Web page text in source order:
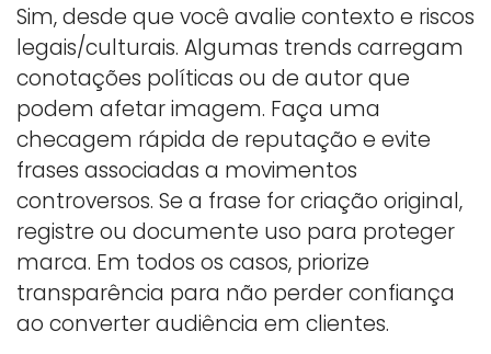
Sim, desde que você avalie contexto e riscos
legais/culturais. Algumas trends carregam
conotações políticas ou de autor que
podem afetar imagem. Faça uma
checagem rápida de reputação e evite
frases associadas a movimentos
controversos. Se a frase for criação original,
registre ou documente uso para proteger
marca. Em todos os casos, priorize
transparência para não perder confiança
ao converter audiência em clientes.